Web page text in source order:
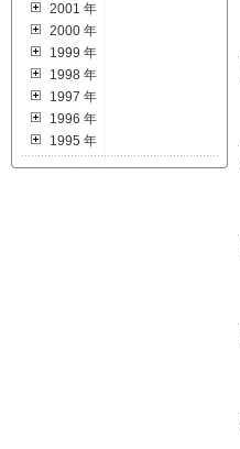
2001 年
2000 年
1999 年
1998 年
1997 年
1996 年
1995 年